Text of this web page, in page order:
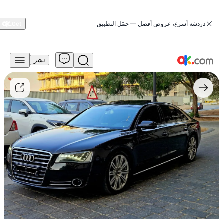
‏دردشة أسرع، عروض أفضل — حمّل التطبيق
40,000
درهم
للبيع
4.2L
372
HP
بنزين
أوتوماتيك
كلّ
العجلات
2012
أي
8
إل
أودي
مستعمل
نشر